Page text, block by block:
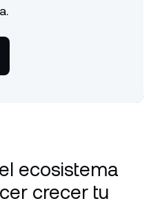
ecosistema
crecer tu